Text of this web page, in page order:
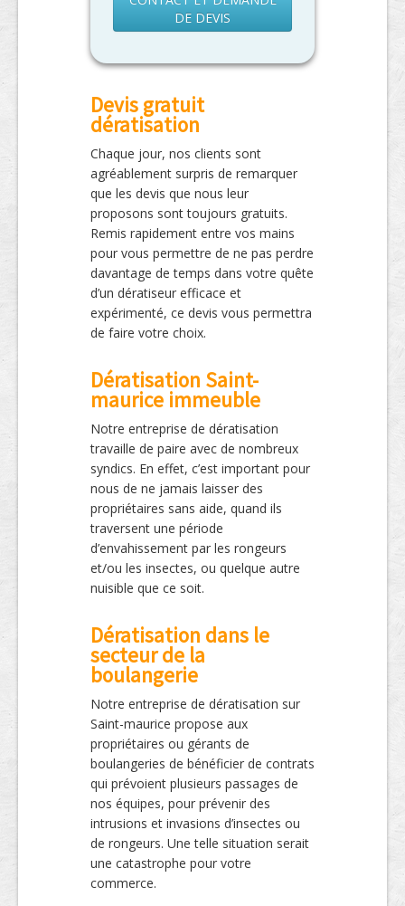
DE DEVIS
Devis gratuit
dératisation
Chaque jour, nos clients sont
agréablement surpris de remarquer
que les devis que nous leur
proposons sont toujours gratuits.
Remis rapidement entre vos mains
pour vous permettre de ne pas perdre
davantage de temps dans votre quête
d’un dératiseur efficace et
expérimenté, ce devis vous permettra
de faire votre choix.
Dératisation Saint-
maurice immeuble
Notre entreprise de dératisation
travaille de paire avec de nombreux
syndics. En effet, c’est important pour
nous de ne jamais laisser des
propriétaires sans aide, quand ils
traversent une période
d’envahissement par les rongeurs
et/ou les insectes, ou quelque autre
nuisible que ce soit.
Dératisation dans le
secteur de la
boulangerie
Notre entreprise de dératisation sur
Saint-maurice propose aux
propriétaires ou gérants de
boulangeries de bénéficier de contrats
qui prévoient plusieurs passages de
nos équipes, pour prévenir des
intrusions et invasions d’insectes ou
de rongeurs. Une telle situation serait
une catastrophe pour votre
commerce.